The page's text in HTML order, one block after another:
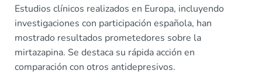
Estudios clínicos realizados en Europa, incluyendo
investigaciones con participación española, han
mostrado resultados prometedores sobre la
mirtazapina. Se destaca su rápida acción en
comparación con otros antidepresivos.